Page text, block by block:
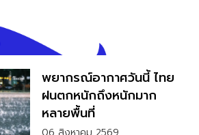
พยากรณ์อากาศวันนี้ ไทย
ฝนตกหนักถึงหนักมาก
หลายพื้นที่